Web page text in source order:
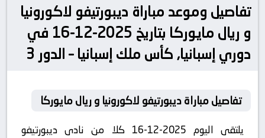
تفاصيل وموعد مباراة ديبورتيفو لاكورونيا
و ريال مايوركا بتاريخ 2025-12-16 في
دوري إسبانيا, كأس ملك إسبانيا – الدور 3
تفاصيل مباراة ديبورتيفو لاكورونيا و ريال مايوركا
يلتقى اليوم 2025-12-16 كلا من نادى ديبورتيفو